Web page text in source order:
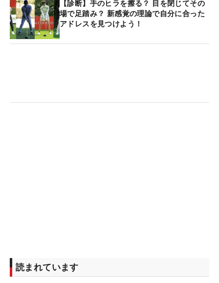
【診断】手のヒラを擦る？ 目を閉じてその
場で足踏み？ 新感覚の理論で自分に合った
アドレスを見つけよう！
読まれています